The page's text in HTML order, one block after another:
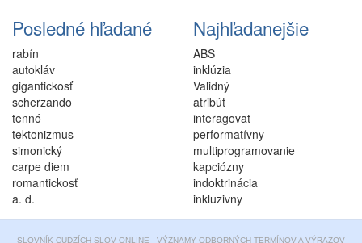
Posledné hľadané
rabín
autokláv
gigantickosť
scherzando
tennó
tektonizmus
simonický
carpe diem
romantickosť
a. d.
Najhľadanejšie
ABS
inklúzia
Validný
atribút
interagovat
performatívny
multiprogramovanie
kapciózny
indoktrinácia
inkluzivny
SLOVNÍK CUDZÍCH SLOV ONLINE - VÝZNAMY ODBORNÝCH TERMÍNOV A VÝRAZOV